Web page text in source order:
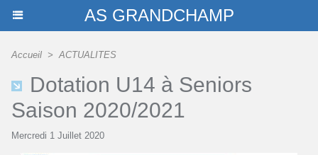
AS GRANDCHAMP
Accueil > ACTUALITES
Dotation U14 à Seniors
Saison 2020/2021
Mercredi 1 Juillet 2020